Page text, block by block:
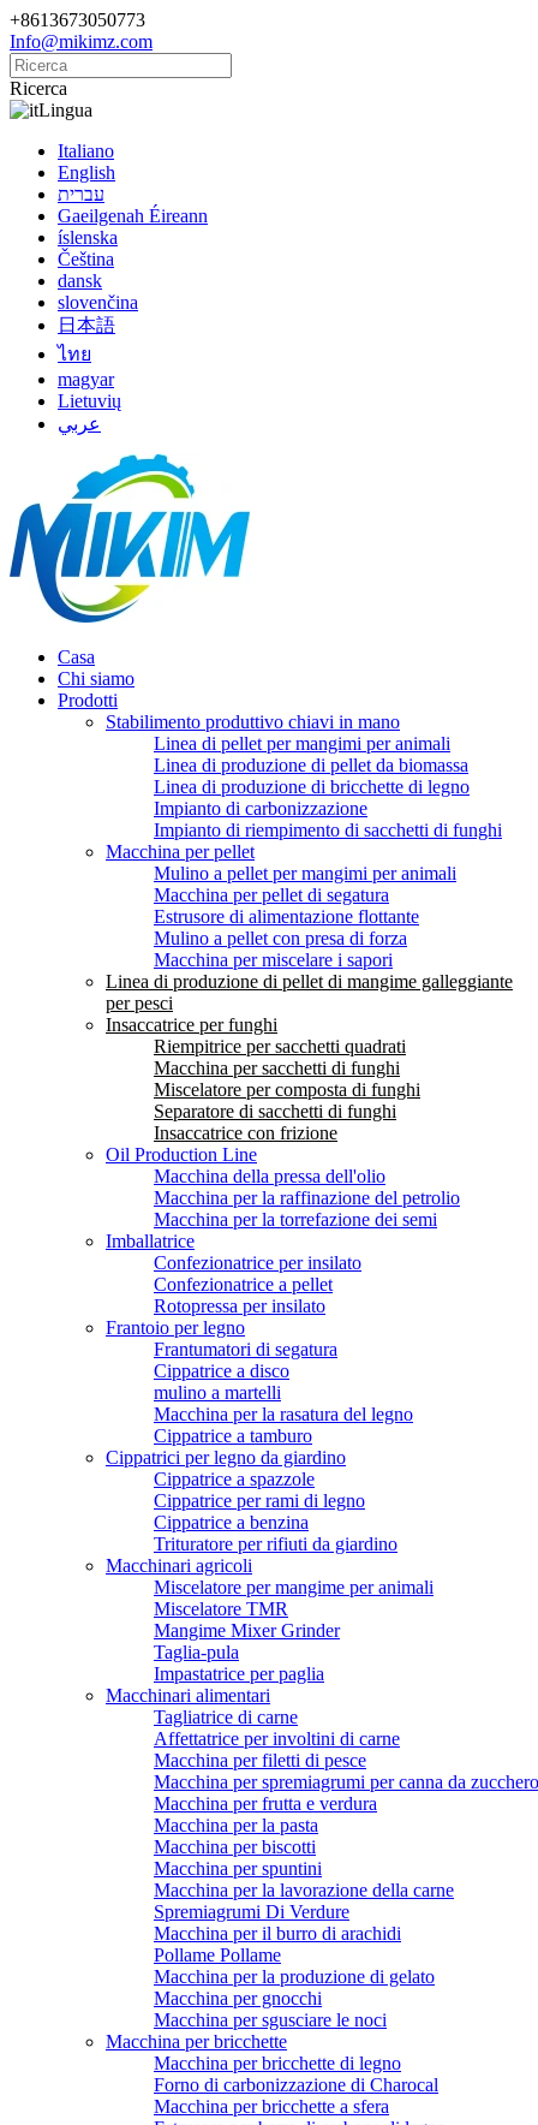
+8613673050773
Info@mikimz.com
Ricerca
Lingua
Italiano
English
עברית
Gaeilgenah Éireann
íslenska
Čeština
dansk
slovenčina
日本語
ไทย
magyar
Lietuvių
عربي
Casa
Chi siamo
Prodotti
Stabilimento produttivo chiavi in ​​mano
Linea di pellet per mangimi per animali
Linea di produzione di pellet da biomassa
Linea di produzione di bricchette di legno
Impianto di carbonizzazione
Impianto di riempimento di sacchetti di funghi
Macchina per pellet
Mulino a pellet per mangimi per animali
Macchina per pellet di segatura
Estrusore di alimentazione flottante
Mulino a pellet con presa di forza
Macchina per miscelare i sapori
Linea di produzione di pellet di mangime galleggiante
per pesci
Insaccatrice per funghi
Riempitrice per sacchetti quadrati
Macchina per sacchetti di funghi
Miscelatore per composta di funghi
Separatore di sacchetti di funghi
Insaccatrice con frizione
Oil Production Line
Macchina della pressa dell'olio
Macchina per la raffinazione del petrolio
Macchina per la torrefazione dei semi
Imballatrice
Confezionatrice per insilato
Confezionatrice a pellet
Rotopressa per insilato
Frantoio per legno
Frantumatori di segatura
Cippatrice a disco
mulino a martelli
Macchina per la rasatura del legno
Cippatrice a tamburo
Cippatrici per legno da giardino
Cippatrice a spazzole
Cippatrice per rami di legno
Cippatrice a benzina
Trituratore per rifiuti da giardino
Macchinari agricoli
Miscelatore per mangime per animali
Miscelatore TMR
Mangime Mixer Grinder
Taglia-pula
Impastatrice per paglia
Macchinari alimentari
Tagliatrice di carne
Affettatrice per involtini di carne
Macchina per filetti di pesce
Macchina per spremiagrumi per canna da zucchero
Macchina per frutta e verdura
Macchina per la pasta
Macchina per biscotti
Macchina per spuntini
Macchina per la lavorazione della carne
Spremiagrumi Di Verdure
Macchina per il burro di arachidi
Pollame Pollame
Macchina per la produzione di gelato
Macchina per gnocchi
Macchina per sgusciare le noci
Macchina per bricchette
Macchina per bricchette di legno
Forno di carbonizzazione di Charocal
Macchina per bricchette a sfera